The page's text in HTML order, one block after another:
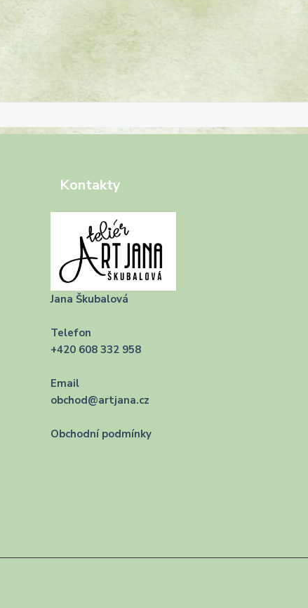
Kontakty
Jana Škubalová
Telefon
+420 608 332 958
Email
obchod@artjana.cz
Obchodní podmínky